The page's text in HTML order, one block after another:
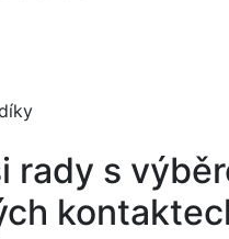
rady s